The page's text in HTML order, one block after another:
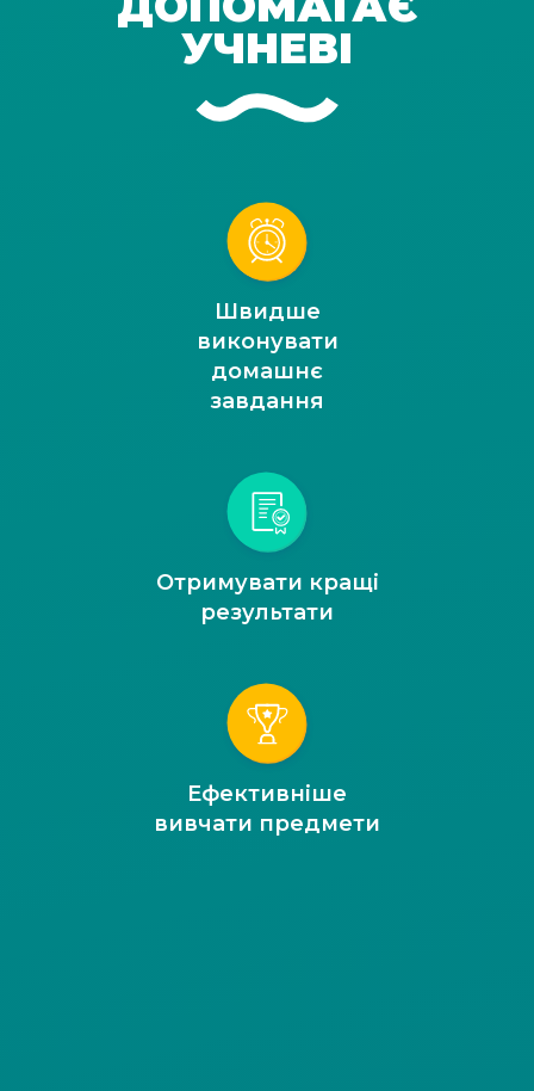
УЧНЕВІ
Швидше
виконувати
домашнє
завдання
Отримувати кращі
результати
Ефективніше
вивчати предмети